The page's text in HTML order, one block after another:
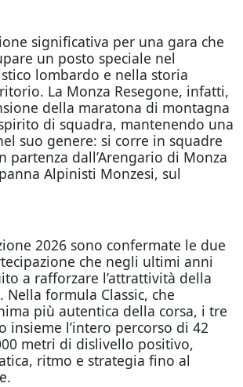
significativa per una gara che
un posto speciale nel
lombardo e nella storia
La Monza Resegone, infatti,
della maratona di montagna
di squadra, mantenendo una
suo genere: si corre in squadre
partenza dall’Arengario di Monza
Alpinisti Monzesi, sul
2026 sono confermate le due
che negli ultimi anni
a rafforzare l’attrattività della
Nella formula Classic, che
più autentica della corsa, i tre
insieme l’intero percorso di 42
metri di dislivello positivo,
ritmo e strategia fino al